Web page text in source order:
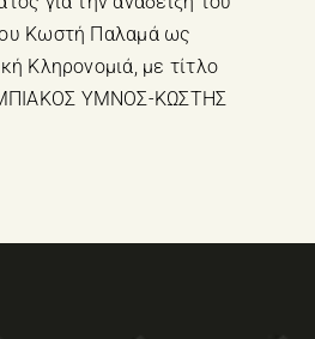
Κωστή Παλαμά ως
Κληρονομιά, με τίτλο
ΥΜΝΟΣ-ΚΩΣΤΗΣ